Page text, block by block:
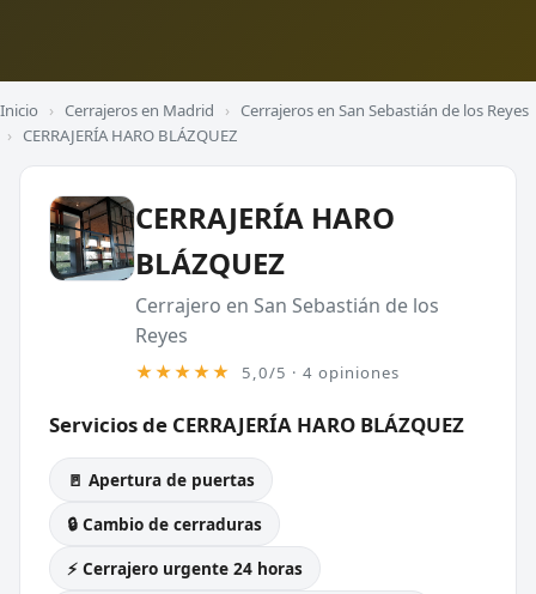
Inicio › Cerrajeros en Madrid › Cerrajeros en San Sebastián de los Reyes
› CERRAJERÍA HARO BLÁZQUEZ
CERRAJERÍA HARO
BLÁZQUEZ
Cerrajero en San Sebastián de los
Reyes
★★★★★ 5,0/5 · 4 opiniones
Servicios de CERRAJERÍA HARO BLÁZQUEZ
🚪 Apertura de puertas
🔒 Cambio de cerraduras
⚡ Cerrajero urgente 24 horas